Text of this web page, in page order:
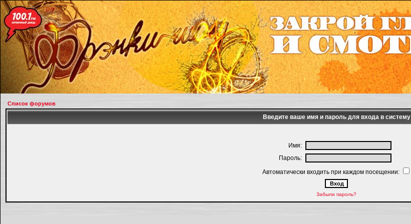
Список форумов
Введите ваше имя и пароль для входа в систему
Имя:
Пароль:
Автоматически входить при каждом посещении:
Забыли пароль?